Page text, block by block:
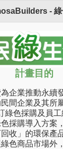
- 綠
計畫目的
企業推動永續
間企業及其所
綠色採購及員
採購導入方案
收」的環保產
色商品市場外